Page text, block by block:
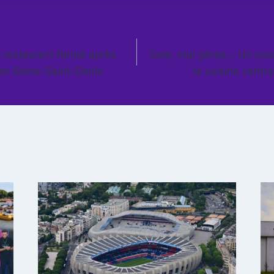
fermé après
Seine-Saint-Denis
Sale, mal gérée… Un
la cuisine